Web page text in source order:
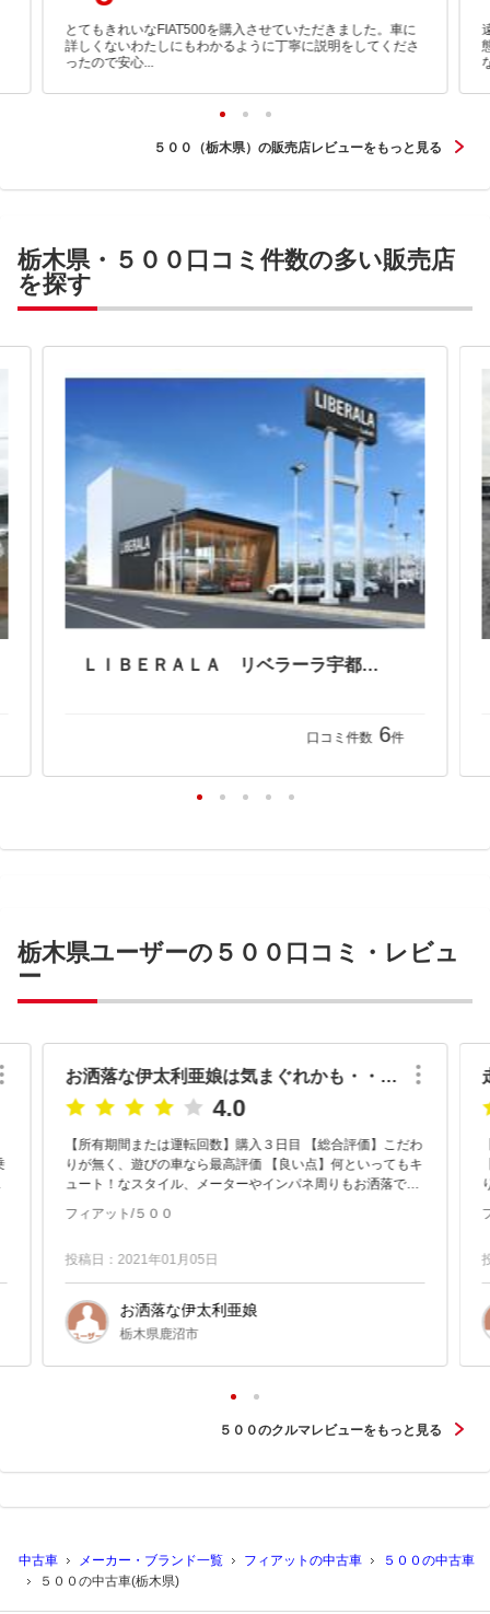
とてもきれいなFIAT500を購入させていただきました。車に
詳しくないわたしにもわかるように丁寧に説明をしてくださ
ったので安心...
５００（栃木県）の販売店レビューをもっと見る
栃木県・５００口コミ件数の多い販売店
を探す
ＬＩＢＥＲＡＬＡ リベラーラ宇都宮店
口コミ件数 6件
栃木県ユーザーの５００口コミ・レビュ
ー
お洒落な伊太利亜娘は気まぐれかも・・・？
4.0
【所有期間または運転回数】購入３日目 【総合評価】こだわ
りが無く、遊びの車なら最高評価 【良い点】何といってもキ
ュート！なスタイル、メーターやインパネ周りもお洒落でシ
と...
フィアット/５００
投稿日：2021年01月05日
お洒落な伊太利亜娘
栃木県鹿沼市
５００のクルマレビューをもっと見る
中古車 メーカー・ブランド一覧 フィアットの中古車
５００の中古車
５００の中古車(栃木県)